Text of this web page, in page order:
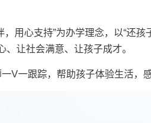
用心支持”为办学理念，以“还
、让社会满意、让孩子成才。
V一跟踪，帮助孩子体验生活，感